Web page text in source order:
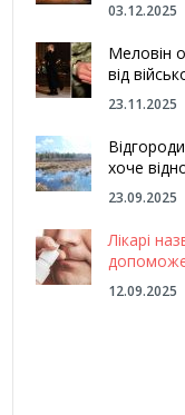
03.12.2025
Меловін
від
23.11.2025
хоче
23.09.2025
Лікарі
допоможе
12.09.2025